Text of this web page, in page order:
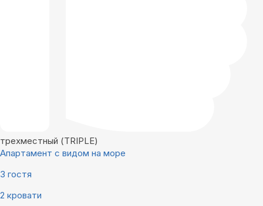
трехместный (TRIPLE)
Апартамент с видом на море
3 гостя
2 кровати